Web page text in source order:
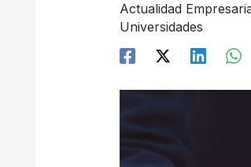
Actualidad
Universidades